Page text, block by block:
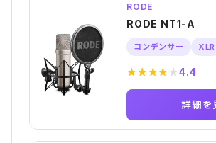
RODE
RODE NT1-A
コンデンサー XLR
★★★★★4.4
詳細を